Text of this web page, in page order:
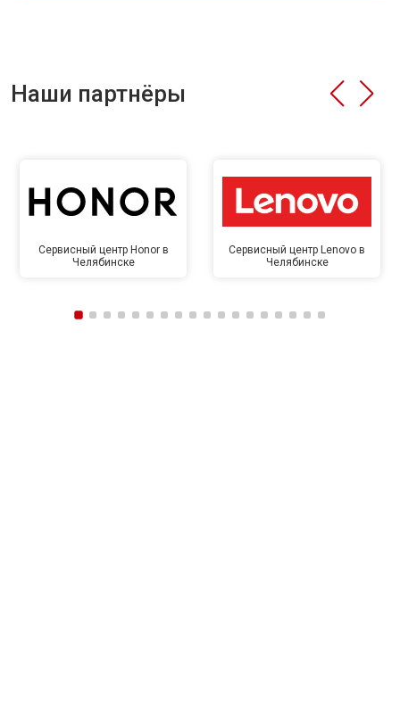
Наши партнёры
Сервисный центр Honor в
Челябинске
Сервисный центр Lenovo в
Челябинске